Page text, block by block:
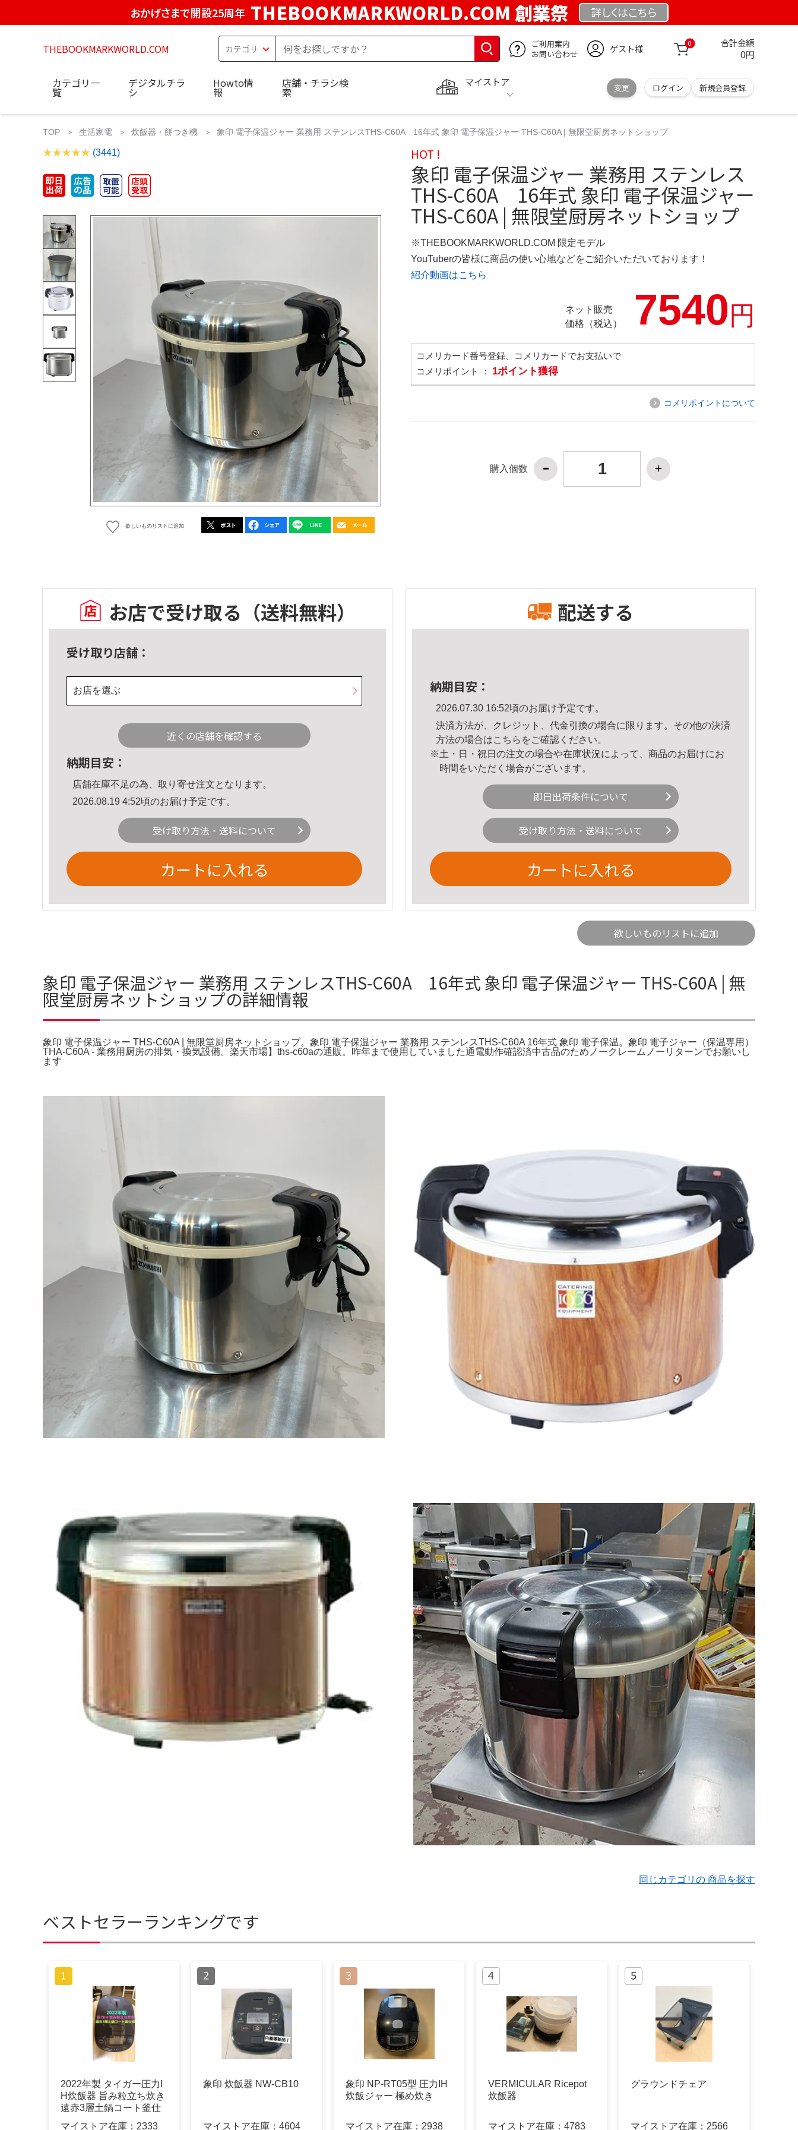
おかげさまで開設25周年 THEBOOKMARKWORLD.COM 創業祭 詳しくはこちら
THEBOOKMARKWORLD.COM
ご利用案内
お問い合わせ
ゲスト様 0 合計金額
0円
マイストア
変更 ログイン 新規会員登録
カテゴリ一
覧
デジタルチラ
シ
Howto情
報
店舗・チラシ検
索
TOP 生活家電 炊飯器・餅つき機 象印 電子保温ジャー 業務用 ステンレスTHS-C60A 16年式 象印 電子保温ジャー THS-C60A | 無限堂厨房ネットショップ
(3441)
欲しいものリストに追加
HOT !
象印 電子保温ジャー 業務用 ステンレス
THS-C60A 16年式 象印 電子保温ジャー
THS-C60A | 無限堂厨房ネットショップ
※THEBOOKMARKWORLD.COM 限定モデル
YouTuberの皆様に商品の使い心地などをご紹介いただいております！
紹介動画はこちら
ネット販売
価格（税込）
7540円
コメリカード番号登録、コメリカードでお支払いで
コメリポイント ： 1ポイント獲得
コメリポイントについて
購入個数
お店で受け取る （送料無料）
受け取り店舗：
お店を選ぶ
近くの店舗を確認する
納期目安：
店舗在庫不足の為、取り寄せ注文となります。
2026.08.19 4:52頃のお届け予定です。
受け取り方法・送料について
カートに入れる
配送する
納期目安：
2026.07.30 16:52頃のお届け予定です。
決済方法が、クレジット、代金引換の場合に限ります。その他の決済
方法の場合はこちら をご確認ください。
※土・日・祝日の注文の場合や在庫状況によって、商品のお届けにお
時間をいただく場合がございます。
即日出荷条件について
受け取り方法・送料について
カートに入れる
欲しいものリストに追加
象印 電子保温ジャー 業務用 ステンレスTHS-C60A 16年式 象印 電子保温ジャー THS-C60A | 無
限堂厨房ネットショップの詳細情報
象印 電子保温ジャー THS-C60A | 無限堂厨房ネットショップ。象印 電子保温ジャー 業務用 ステンレスTHS-C60A 16年式 象印 電子保温。象印 電子ジャー（保温専用）
THA-C60A - 業務用厨房の排気・換気設備。楽天市場】ths-c60aの通販。昨年まで使用していました通電動作確認済中古品のためノークレームノーリターンでお願いし
ます
同じカテゴリの 商品を探す
ベストセラーランキングです
2022年製 タイガー圧力I
H炊飯器 旨み粒立ち炊き
遠赤3層土鍋コート釜仕
マイストア在庫： 2333
象印 炊飯器 NW-CB10
マイストア在庫： 4604
象印 NP-RT05型 圧力IH
炊飯ジャー 極め炊き
マイストア在庫： 2938
VERMICULAR Ricepot
炊飯器
マイストア在庫： 4783
グラウンドチェア
マイストア在庫： 2566